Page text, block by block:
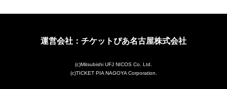
運営会社：チケットぴあ名古屋株式会社
(c)Mitsubishi UFJ NICOS Co. Ltd.
(c)TICKET PIA NAGOYA Corporation.